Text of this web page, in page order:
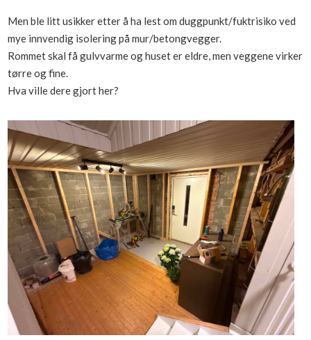
Men ble litt usikker etter å ha lest om duggpunkt/fuktrisiko ved
mye innvendig isolering på mur/betongvegger.
Rommet skal få gulvvarme og huset er eldre, men veggene virker
tørre og fine.
Hva ville dere gjort her?